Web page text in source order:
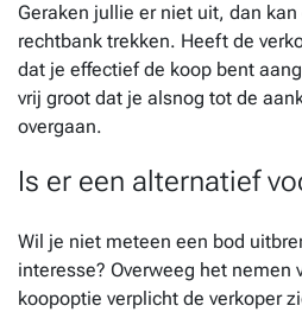
Geraken jullie er niet uit, dan
rechtbank trekken. Heeft de
dat je effectief de koop bent
vrij groot dat je alsnog tot de
overgaan.
Is er een alternatief
Wil je niet meteen een bod
interesse? Overweeg het nemen
koopoptie verplicht de verkoper